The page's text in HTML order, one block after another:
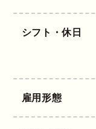
シフト・休日
雇用形態